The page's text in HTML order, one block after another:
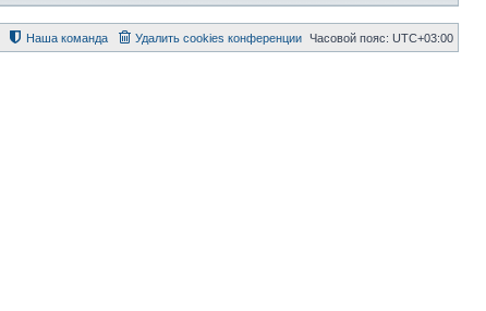
Часовой пояс: UTC+03:00
Удалить cookies конференции
Наша команда